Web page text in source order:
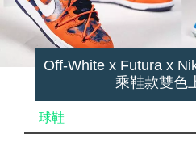
Off-White x Futura x
乘鞋款雙色
球鞋